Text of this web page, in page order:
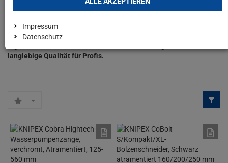
Knipex fertigt seit 1882 Präzisions­zangen, Seitenschneider und
Crimp­werkzeuge„Made in Germany“
langlebige Qualität für Profis.
Impressum
Datenschutz